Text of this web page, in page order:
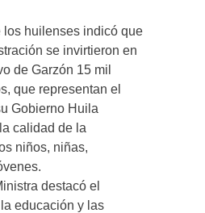
los huilenses indicó que
se invirtieron en
de Garzón 15 mil
que representan el
Gobierno Huila
calidad de la
niños, niñas,
destacó el
educación y las